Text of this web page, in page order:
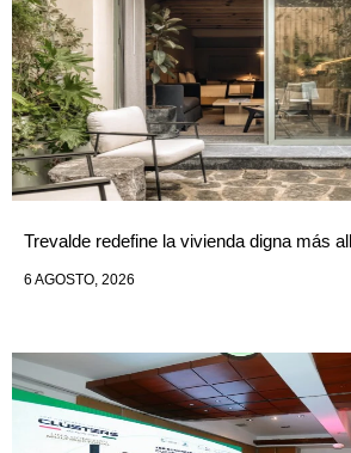
Trevalde redefine la vivienda digna más
6 AGOSTO, 2026